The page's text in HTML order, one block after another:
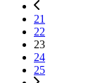
21
22
23
24
25